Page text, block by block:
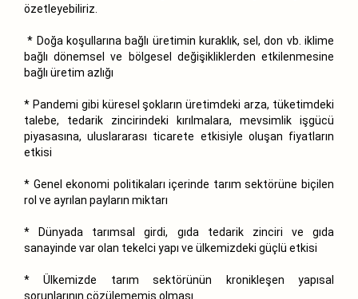
özetleyebiliriz.
* Doğa koşullarına bağlı üretimin kuraklık, sel, don vb. iklime
bağlı dönemsel ve bölgesel değişikliklerden etkilenmesine
bağlı üretim azlığı
* Pandemi gibi küresel şokların üretimdeki arza, tüketimdeki
talebe, tedarik zincirindeki kırılmalara, mevsimlik işgücü
piyasasına, uluslararası ticarete etkisiyle oluşan fiyatların
etkisi
* Genel ekonomi politikaları içerinde tarım sektörüne biçilen
rol ve ayrılan payların miktarı
* Dünyada tarımsal girdi, gıda tedarik zinciri ve gıda
sanayinde var olan tekelci yapı ve ülkemizdeki güçlü etkisi
* Ülkemizde tarım sektörünün kronikleşen yapısal
sorunlarının çözülememiş olması